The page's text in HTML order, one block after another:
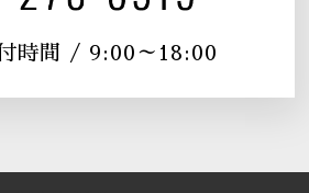
時間 / 9:00～18:00